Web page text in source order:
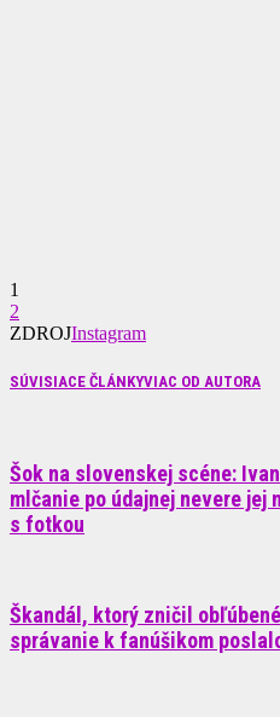
1
2
ZDROJInstagram
SÚVISIACE ČLÁNKYVIAC OD AUTORA
Šok na slovenskej scéne:
mlčanie po údajnej nevere jej
s fotkou
Škandál, ktorý zničil
správanie k fanúšikom